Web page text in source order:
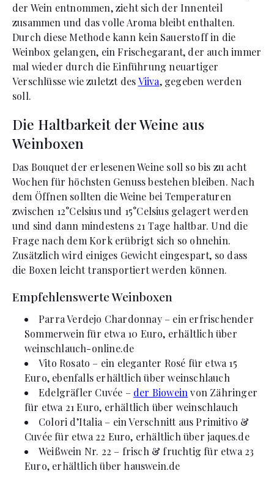
der Wein entnommen, zieht sich der Innenteil
zusammen und das volle Aroma bleibt enthalten.
Durch diese Methode kann kein Sauerstoff in die
Weinbox gelangen, ein Frischegarant, der auch immer
mal wieder durch die Einführung neuartiger
Verschlüsse wie zuletzt desViiva, gegeben werden
soll.
Die Haltbarkeit der Weine aus
Weinboxen
Das Bouquet der erlesenen Weine soll so bis zu acht
Wochen für höchsten Genuss bestehen bleiben. Nach
dem Öffnen sollten die Weine bei Temperaturen
zwischen 12°Celsius und 15°Celsius gelagert werden
und sind dann mindestens 21 Tage haltbar. Und die
Frage nach dem Kork erübrigt sich so ohnehin.
Zusätzlich wird einiges Gewicht eingespart, so dass
die Boxen leicht transportiert werden können.
Empfehlenswerte Weinboxen
Parra Verdejo Chardonnay – ein erfrischender
Sommerwein für etwa 10 Euro, erhältlich über
weinschlauch-online.de
Vito Rosato – ein eleganter Rosé für etwa 15
Euro, ebenfalls erhältlich über weinschlauch
Edelgräfler Cuvée – der Biowein von Zähringer
für etwa 21 Euro, erhältlich über weinschlauch
Colori d’Italia – ein Verschnitt aus Primitivo &
Cuvée für etwa 22 Euro, erhältlich über jaques.de
Weißwein Nr. 22 – frisch & fruchtig für etwa 23
Euro, erhältlich über hauswein.de